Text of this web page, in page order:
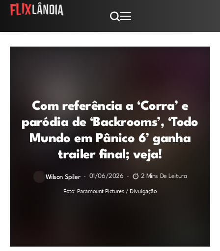
Com referência a ‘Corra’ e
paródia de ‘Backrooms’, ‘Todo
Mundo em Pânico 6’ ganha
trailer final; veja!
Wilson Spiler 01/06/2026 2 Mins De Leitura
Foto: Paramount Pictures / Divulgação